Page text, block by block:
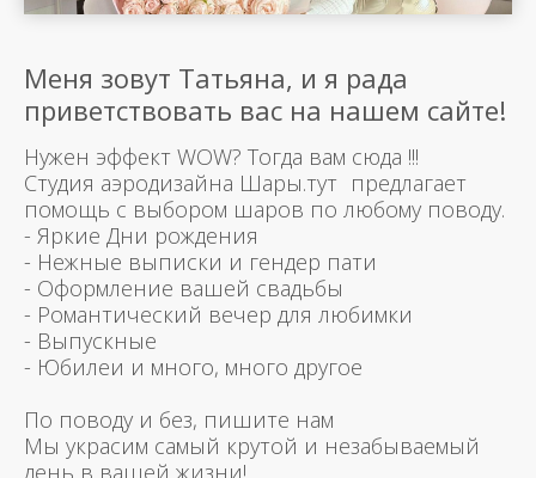
Меня зовут Татьяна, и я рада
приветствовать вас на нашем сайте!
Нужен эффект WOW? Тогда вам сюда !!!
Студия аэродизайна Шары.тут предлагает
помощь с выбором шаров по любому поводу.
- Яркие Дни рождения
- Нежные выписки и гендер пати
- Оформление вашей свадьбы
- Романтический вечер для любимки
- Выпускные
- Юбилеи и много, много другое
По поводу и без, пишите нам
Мы украсим самый крутой и незабываемый
день в вашей жизни!